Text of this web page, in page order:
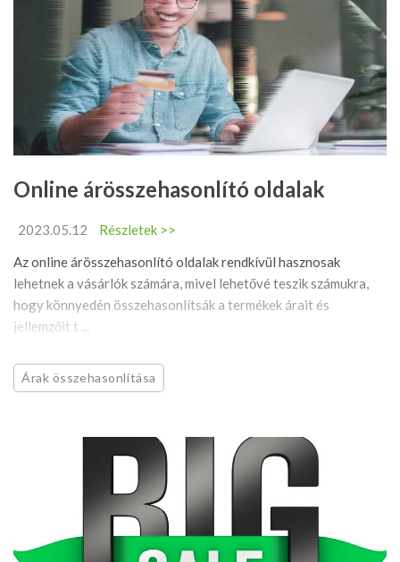
Online árösszehasonlító oldalak
2023.05.12
Részletek >>
Az online árösszehasonlító oldalak rendkívül hasznosak
lehetnek a vásárlók számára, mivel lehetővé teszik számukra,
hogy könnyedén összehasonlítsák a termékek árait és
jellemzőit t ...
Árak összehasonlítása